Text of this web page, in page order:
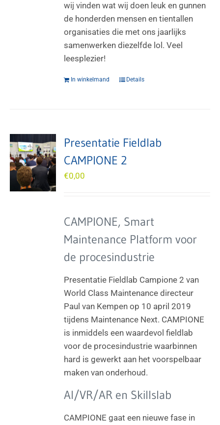
wij vinden wat wij doen leuk en gunnen
de honderden mensen en tientallen
organisaties die met ons jaarlijks
samenwerken diezelfde lol. Veel
leesplezier!
In winkelmand Details
Presentatie Fieldlab
CAMPIONE 2
€0,00
CAMPIONE, Smart
Maintenance Platform voor
de procesindustrie
Presentatie Fieldlab Campione 2 van
World Class Maintenance directeur
Paul van Kempen op 10 april 2019
tijdens Maintenance Next. CAMPIONE
is inmiddels een waardevol fieldlab
voor de procesindustrie waarbinnen
hard is gewerkt aan het voorspelbaar
maken van onderhoud.
AI/VR/AR en Skillslab
CAMPIONE gaat een nieuwe fase in